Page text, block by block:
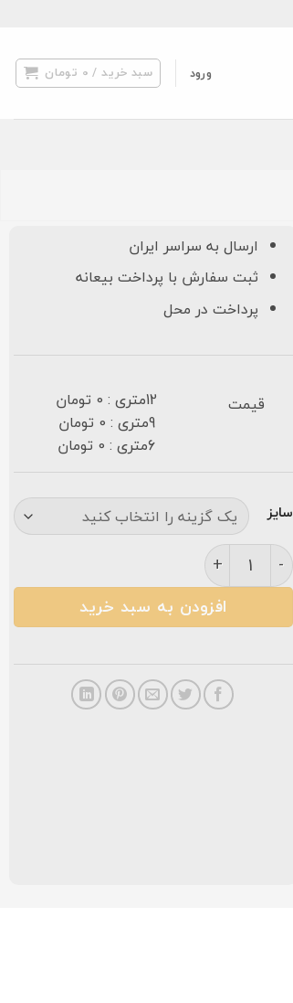
ورود سبد خرید / 0 تومان
ارسال به سراسر ایران
ثبت سفارش با پرداخت بیعانه
پرداخت در محل
قیمت
12متری : 0 تومان
9متری : 0 تومان
6متری : 0 تومان
سایز
فرش زمرد مشهد ۵۰۰ شانه کد ۱۸۱۲۶ افشان سرمه ای عدد
افزودن به سبد خرید